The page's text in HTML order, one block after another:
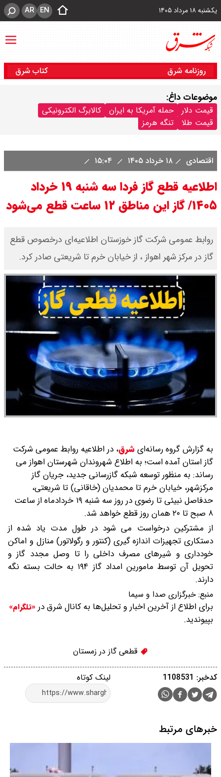
یکشنبه ۱۸ مرداد ۱۴۰۵ EN
AR
روزنامه شرق کتاب شرق
موضوعات داغ:
قیمت دلار حمله آمریکا به ایران
کالابرگ الکترونیکی
قیمت طلا
تنگه هرمز
اقتصادی ۱۸ خرداد ۱۴۰۵
اطلاعیه قطع گاز فردا سه شنبه ۱۹ خرداد
۱۴۰۵/ گاز این مناطق ۱۲ ساعت قطع می‌شود
روابط عمومی شرکت گاز خوزستان اطلاعیه‌ای درخصوص قطع
گاز در مرکز شهر اهواز ، از خیابان خرم تا شریعتی صادر کرد.
به گزارش گروه رسانه‌ایشرق، در اطلاعیه روابط عمومی شرکت
گاز استان آمده است؛ به اطلاع شهروندان شهرستان اهواز می
رساند: به منظور توسعه شبکه گازرسانی جدید، جریان گاز
مرکزشهر، خیابان‌ خرم تا محمدیان (خاقانی) تا شریعتی،
حدفاصل نبیئی تا رضوی در روز سه شنبه ۱۹ خردادماه از ساعت
۸ صبح تا ۲۰ همان روز قطع خواهد شد.
از مشترکین درخواست می شود در طول مدت یاد شده از
دستکاری تجهیزات اندازه گیری (کنتور و رگولاتور) منازل و اماکن
خودداری و شیرهای مصرف داخلی را تا وصل مجدد گاز و
تحویل آن توسط مامورین امداد گاز ۱۹۴ به حالت بسته نگه
دارند.
منبع: خبرگزاری صدا و سیما
برای اطلاع از آخرین اخبار و تحلیل‌ها به کانال شرق در «تلگرام»
بپیوندید.
قطعی گاز در زمستان
لینک کوتاه کدخبر: 1108531
خبرهای مرتبط